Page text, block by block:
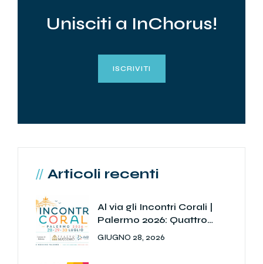
Unisciti a InChorus!
ISCRIVITI
Articoli recenti
Al via gli Incontri Corali |
Palermo 2026: Quattro
giorni di grande musica
GIUGNO 28, 2026